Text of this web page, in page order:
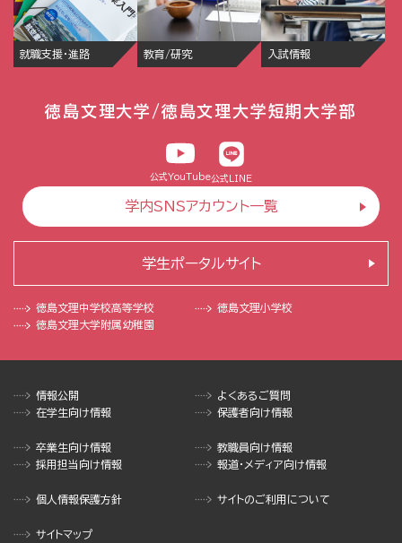
就職支援・進路 教育/研究 入試情報
徳島文理大学/徳島文理大学短期大学部
公式YouTube公式LINE
学内SNSアカウント一覧
徳島文理中学校高等学校
徳島文理小学校
徳島文理大学附属幼稚園
学生ポータルサイト
情報公開
よくあるご質問
在学生向け情報
保護者向け情報
卒業生向け情報
教職員向け情報
採用担当向け情報
報道・メディア向け情報
個人情報保護方針 サイトのご利用について
サイトマップ